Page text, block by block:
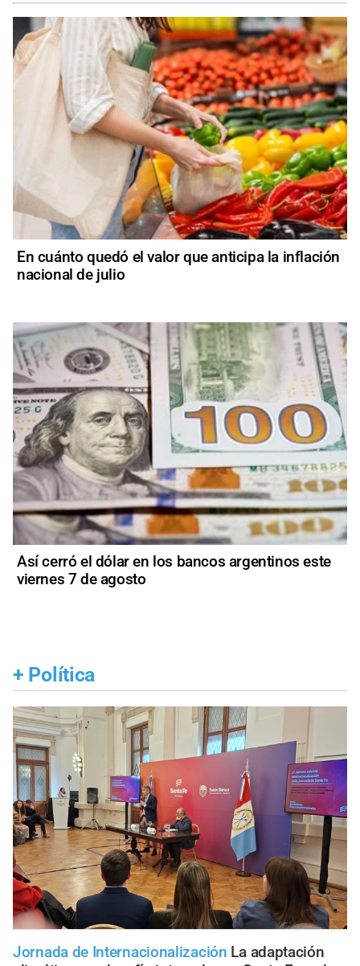
En cuánto quedó el valor que anticipa la inflación
nacional de julio
Así cerró el dólar en los bancos argentinos este
viernes 7 de agosto
+ Política
Jornada de Internacionalización La adaptación